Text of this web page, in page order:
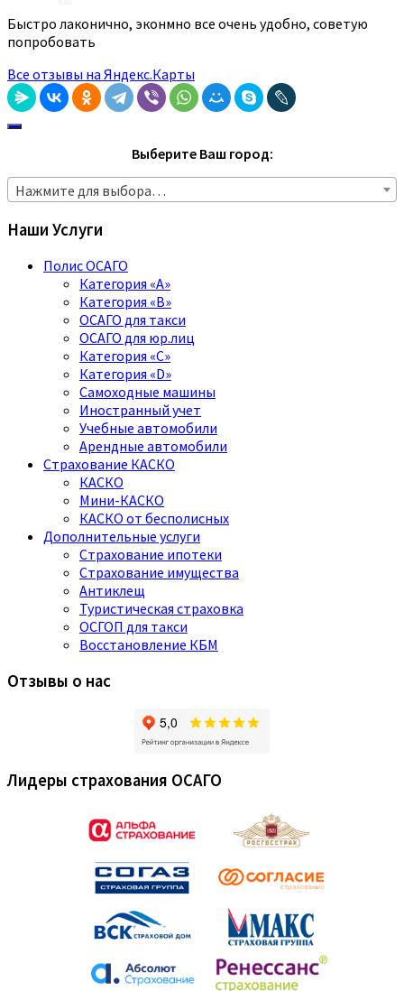
Быстро лаконично, эконмно все очень удобно, советую
попробовать
Все отзывы на Яндекс.Карты
Выберите Ваш город:
Нажмите для выбора…
Наши Услуги
Полис ОСАГО
Категория «A»
Категория «B»
ОСАГО для такси
ОСАГО для юр.лиц
Категория «C»
Категория «D»
Самоходные машины
Иностранный учет
Учебные автомобили
Арендные автомобили
Страхование КАСКО
КАСКО
Мини-КАСКО
КАСКО от бесполисных
Дополнительные услуги
Страхование ипотеки
Страхование имущества
Антиклещ
Туристическая страховка
ОСГОП для такси
Восстановление КБМ
Отзывы о нас
Лидеры страхования ОСАГО